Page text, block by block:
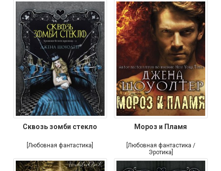
Сквозь зомби стекло
[Любовная фантастика]
Мороз и Пламя
[Любовная фантастика /
Эротика]